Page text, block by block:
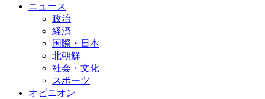
ニュース
政治
経済
国際・日本
北朝鮮
社会・文化
スポーツ
オピニオン